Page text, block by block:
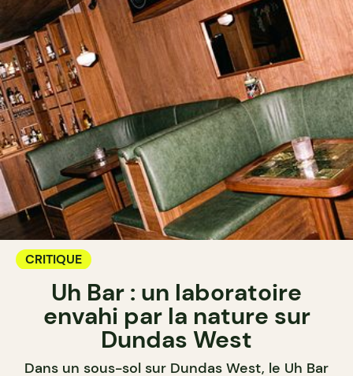
CRITIQUE
Uh Bar : un laboratoire
envahi par la nature sur
Dundas West
Dans un sous-sol sur Dundas West, le Uh Bar